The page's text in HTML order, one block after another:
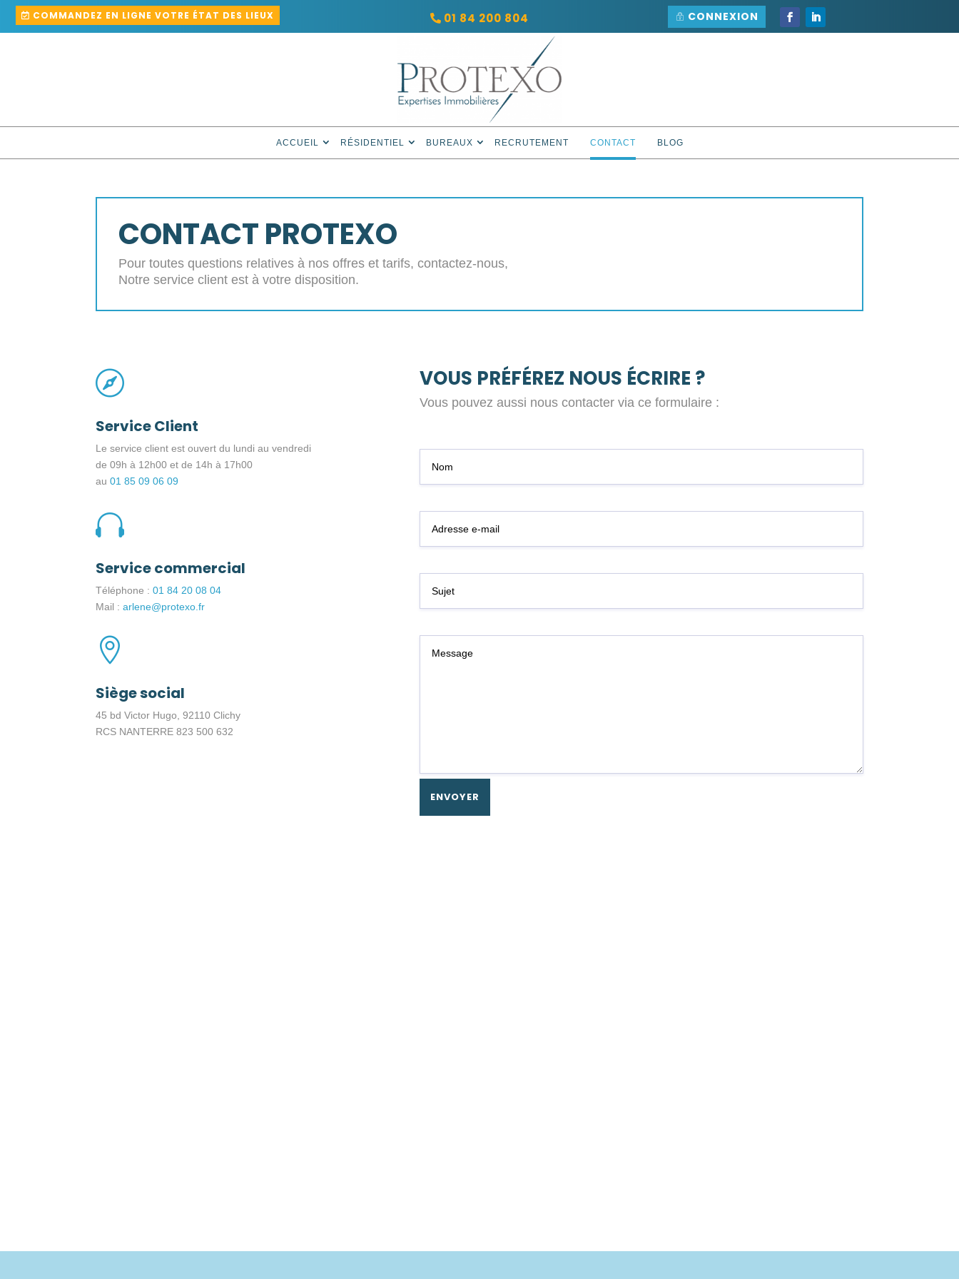
COMMANDEZ EN LIGNE VOTRE ÉTAT DES LIEUX 01 84 200 804 CONNEXION
ACCUEIL RÉSIDENTIEL BUREAUX RECRUTEMENT CONTACT BLOG
CONTACT PROTEXO
Pour toutes questions relatives à nos offres et tarifs, contactez-nous,
Notre service client est à votre disposition.

Service Client
Le service client est ouvert du lundi au vendredi
de 09h à 12h00 et de 14h à 17h00
au01 85 09 06 09

Service commercial
Téléphone :01 84 20 08 04
Mail :arlene@protexo.fr

Siège social
45 bd Victor Hugo, 92110 Clichy
RCS NANTERRE 823 500 632
VOUS PRÉFÉREZ NOUS ÉCRIRE ?
Vous pouvez aussi nous contacter via ce formulaire :